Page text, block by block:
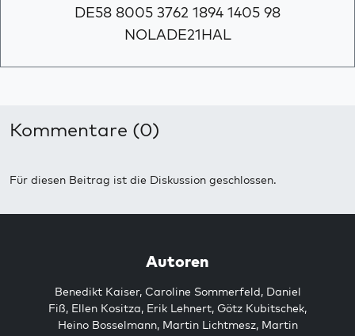
DE58 8005 3762 1894 1405 98
NOLADE21HAL
Kommentare (0)
Für diesen Beitrag ist die Diskussion geschlossen.
Autoren
Benedikt Kaiser, Caroline Sommerfeld, Daniel
Fiß, Ellen Kositza, Erik Lehnert, Götz Kubitschek,
Heino Bosselmann, Martin Lichtmesz, Martin